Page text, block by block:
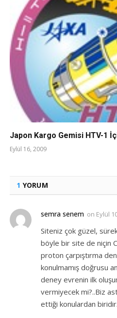
Japon Kargo Gemisi HTV-1
Eylül 16, 2009
1 YORUM
semra senem on Eylül
Siteniz çok güzel,
böyle bir site de niçin
proton çarpıştırma
konulmamış doğrusu
deney evrenin ilk
vermiyecek mi?..Biz
ettiği konulardan